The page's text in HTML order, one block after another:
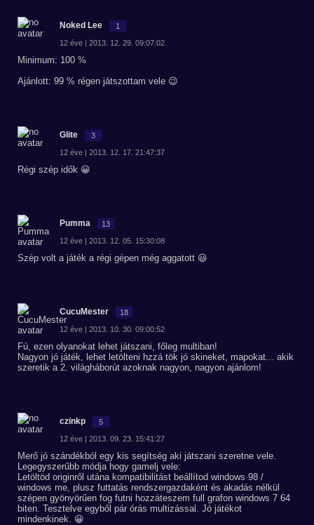
Noked Lee 1
12 éve | 2013. 12. 29. 09:07:02
Minimum: 100 %
Ajánlott: 99 % régen játszottam vele 😉
Glite 3
12 éve | 2013. 12. 17. 21:47:37
Régi szép idők 😀
Pumma 13
12 éve | 2013. 12. 05. 15:30:08
Szép volt a játék a régi gépen még aggatott 😃
CucuMester 18
12 éve | 2013. 10. 30. 09:00:52
Fú, ezen olyanokat lehet játszani, főleg multiban!
Nagyon jó játék, lehet letölteni hzzá tök jó skineket, mapokat... akik
szeretik a 2. világháborút azoknak nagyon, nagyon ajánlom!
czinkp 5
12 éve | 2013. 09. 23. 15:41:27
Merő jó szándékból egy kis segítség aki játszani szeretne vele.
Legegyszerűbb módja hogy gamelj vele:
Letöltöd originről utána kompatibilitást beállítod windows 98 /
windows me, plusz futtatás rendszergazdaként és akadás nélkül
szépen gyönyörűen fog futni hozzáteszem full grafon windows 7 64
biten. Tesztelve egyből pár órás multizással. Jó játékot
mindenkinek. 😀